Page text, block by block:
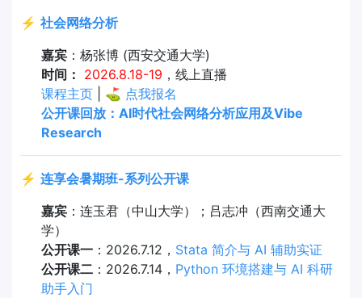
⚡ 社会网络分析
嘉宾：杨张博 (西安交通大学)
时间： 2026.8.18-19 ，线上直播
课程主页| ⛳ 点我报名
公开课回放：AI时代社会网络分析应用及Vibe
Research
⚡ 连享会暑期班-系列公开课
嘉宾：连玉君（中山大学）；吕志冲（西南交通大
学）
公开课一：2026.7.12， Stata 简介与 AI 辅助实证
公开课二：2026.7.14， Python 环境搭建与 AI 科研
助手入门